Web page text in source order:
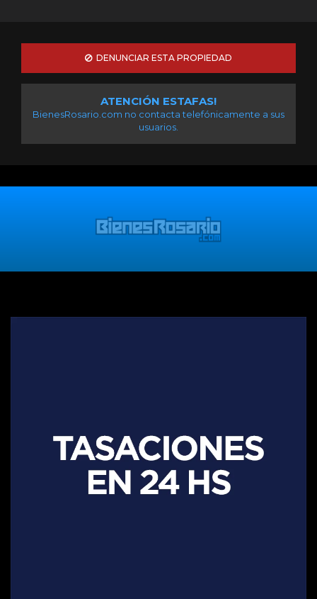
DENUNCIAR ESTA PROPIEDAD
ATENCIÓN ESTAFAS!
BienesRosario.com no contacta telefónicamente a sus
usuarios.